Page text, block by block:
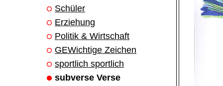
Schüler
Erziehung
Politik & Wirtschaft
GEWichtige Zeichen
sportlich sportlich
subverse Verse